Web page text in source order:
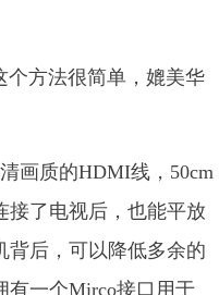
画质的HDMI线，50cm
接了电视后，也能平放
背后，可以降低多余的
有一个Mirco接口用于